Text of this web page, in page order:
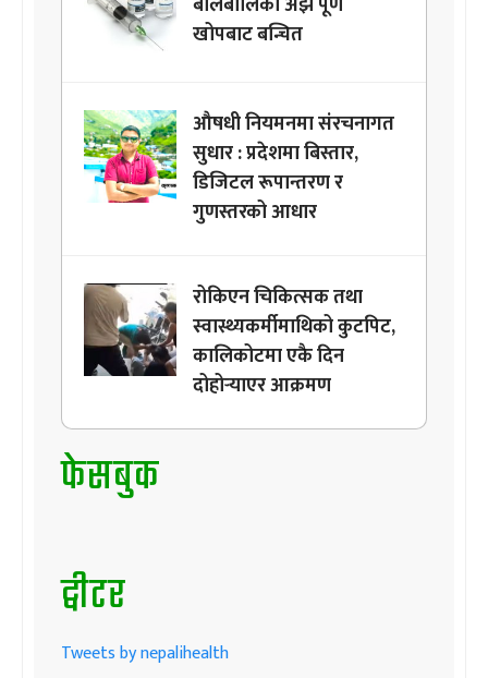
खोपबाट बन्चित
औषधी नियमनमा संरचनागत
सुधार : प्रदेशमा बिस्तार,
डिजिटल रूपान्तरण र
गुणस्तरको आधार
रोकिएन चिकित्सक तथा
स्वास्थ्यकर्मीमाथिको कुटपिट,
कालिकोटमा एकै दिन
दोहोर्‍याएर आक्रमण
फेसबुक
ट्वीटर
Tweets by nepalihealth